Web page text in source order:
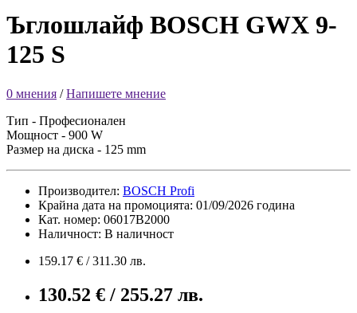
Ъглошлайф BOSCH GWX 9-
125 S
0 мнения /Напишете мнение
Тип - Професионален
Мощност - 900 W
Размер на диска - 125 mm
Производител: BOSCH Profi
Крайна дата на промоцията: 01/09/2026 година
Кат. номер: 06017B2000
Наличност: В наличност
159.17 € / 311.30 лв.
130.52 € / 255.27 лв.